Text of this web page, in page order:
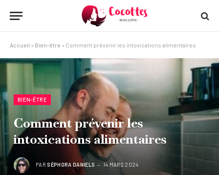
Accueil » Bien-être » Comment prévenir les intoxications alimentaires
BIEN-ÊTRE
Comment prévenir les
intoxications alimentaires
PAR SÉPHORA DANIELS 14 MARS 2024